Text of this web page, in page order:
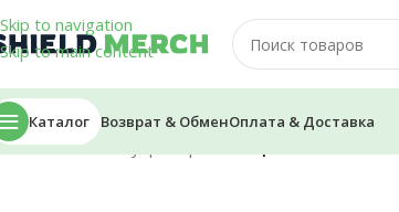
Skip to navigation
Skip to main content
Каталог Возврат & ОбменОплата & Доставка
Главная/Аксессуары